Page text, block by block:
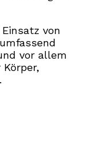
von
vor allem